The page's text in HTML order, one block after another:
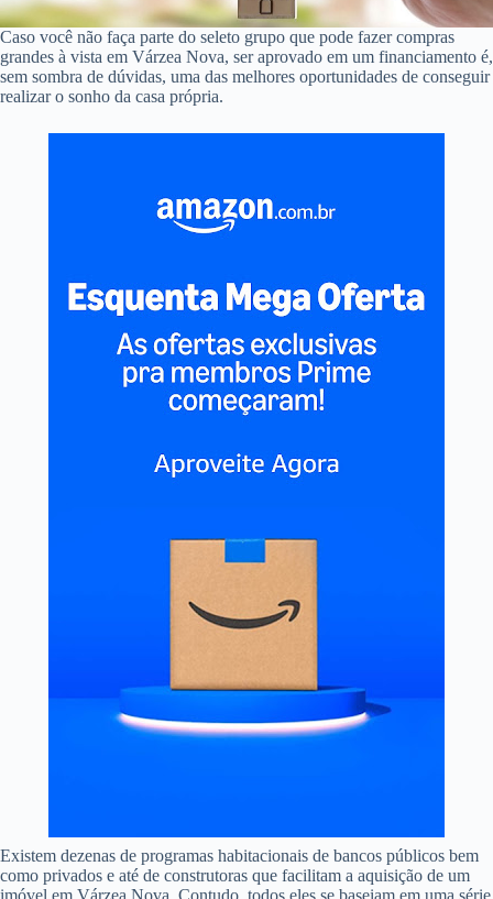
Caso você não faça parte do seleto grupo que pode fazer compras
grandes à vista em Várzea Nova, ser aprovado em um financiamento é,
sem sombra de dúvidas, uma das melhores oportunidades de conseguir
realizar o sonho da casa própria.
Existem dezenas de programas habitacionais de bancos públicos bem
como privados e até de construtoras que facilitam a aquisição de um
imóvel em Várzea Nova. Contudo, todos eles se baseiam em uma série